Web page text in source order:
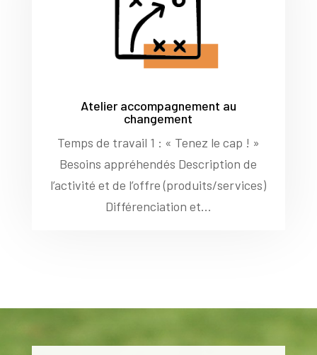
Atelier accompagnement au
changement
Temps de travail 1 : « Tenez le cap ! »
Besoins appréhendés Description de
l’activité et de l’offre (produits/services)
Différenciation et...